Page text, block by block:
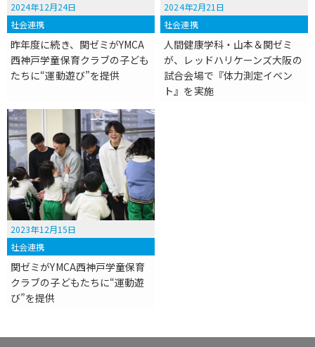
2024年12月24日
社会連携
昨年度に続き、関ゼミがYMCA
西神戸学童保育クラブの子ども
たちに“運動遊び”を提供
2024年2月21日
社会連携
人間健康学科・山本＆関ゼミ
が、レッドハリケーンズ大阪の
試合会場で『体力測定イベン
ト』を実施
2023年12月15日
社会連携
関ゼミがYMCA西神戸学童保育
クラブの子どもたちに“運動遊
び”を提供